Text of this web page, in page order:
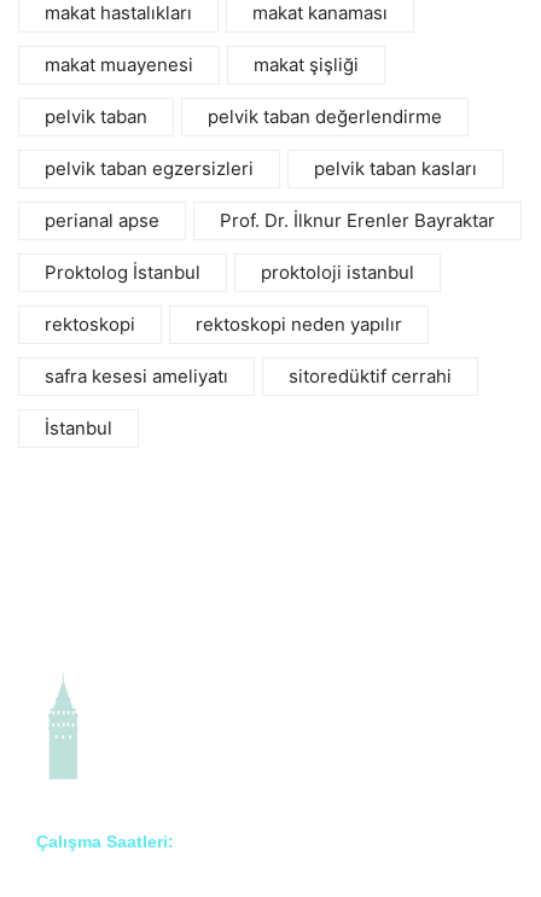
makat hastalıkları makat kanaması
makat muayenesi makat şişliği
pelvik taban pelvik taban değerlendirme
pelvik taban egzersizleri pelvik taban kasları
perianal apse Prof. Dr. İlknur Erenler Bayraktar
Proktolog İstanbul proktoloji istanbul
rektoskopi rektoskopi neden yapılır
safra kesesi ameliyatı sitoredüktif cerrahi
İstanbul
Çalışma Saatleri: